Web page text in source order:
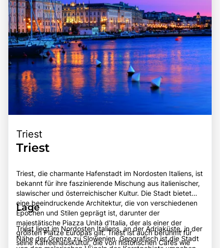
Triest
Triest
Triest, die charmante Hafenstadt im Nordosten Italiens, ist
bekannt für ihre faszinierende Mischung aus italienischer,
slawischer und österreichischer Kultur. Die Stadt bietet
eine beeindruckende Architektur, die von verschiedenen
Epochen und Stilen geprägt ist, darunter der
majestätische Piazza Unità d'Italia, der als einer der
größten Plätze Europas gilt. Triest ist auch berühmt für
seine Kaffeehauskultur, die von historischen Cafés wie
Lage
Triest liegt im Nordosten Italiens, an der Adriaküste, in der
Nähe der Grenze zu Slowenien. Geografisch ist die Stadt